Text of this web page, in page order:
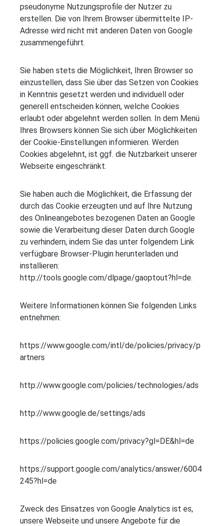
pseudonyme Nutzungsprofile der Nutzer zu
erstellen. Die von Ihrem Browser übermittelte IP-
Adresse wird nicht mit anderen Daten von Google
zusammengeführt.
Sie haben stets die Möglichkeit, Ihren Browser so
einzustellen, dass Sie über das Setzen von Cookies
in Kenntnis gesetzt werden und individuell oder
generell entscheiden können, welche Cookies
erlaubt oder abgelehnt werden sollen. In dem Menü
Ihres Browsers können Sie sich über Möglichkeiten
der Cookie-Einstellungen informieren. Werden
Cookies abgelehnt, ist ggf. die Nutzbarkeit unserer
Webseite eingeschränkt.
Sie haben auch die Möglichkeit, die Erfassung der
durch das Cookie erzeugten und auf Ihre Nutzung
des Onlineangebotes bezogenen Daten an Google
sowie die Verarbeitung dieser Daten durch Google
zu verhindern, indem Sie das unter folgendem Link
verfügbare Browser-Plugin herunterladen und
installieren:
http://tools.google.com/dlpage/gaoptout?hl=de.
Weitere Informationen können Sie folgenden Links
entnehmen:
https://www.google.com/intl/de/policies/privacy/p
artners
http://www.google.com/policies/technologies/ads
http://www.google.de/settings/ads
https://policies.google.com/privacy?gl=DE&hl=de
https://support.google.com/analytics/answer/6004
245?hl=de
Zweck des Einsatzes von Google Analytics ist es,
unsere Webseite und unsere Angebote für die